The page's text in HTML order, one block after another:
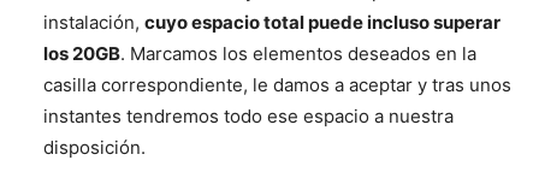
instalación, cuyo espacio total puede incluso superar
los 20GB. Marcamos los elementos deseados en la
casilla correspondiente, le damos a aceptar y tras unos
instantes tendremos todo ese espacio a nuestra
disposición.